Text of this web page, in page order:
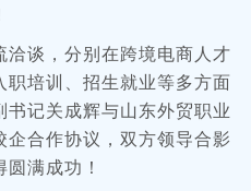
谈，分别在跨境电商人才
培训、招生就业等多方面
记关成辉与山东外贸职业
合作协议，双方领导合影
满成功！